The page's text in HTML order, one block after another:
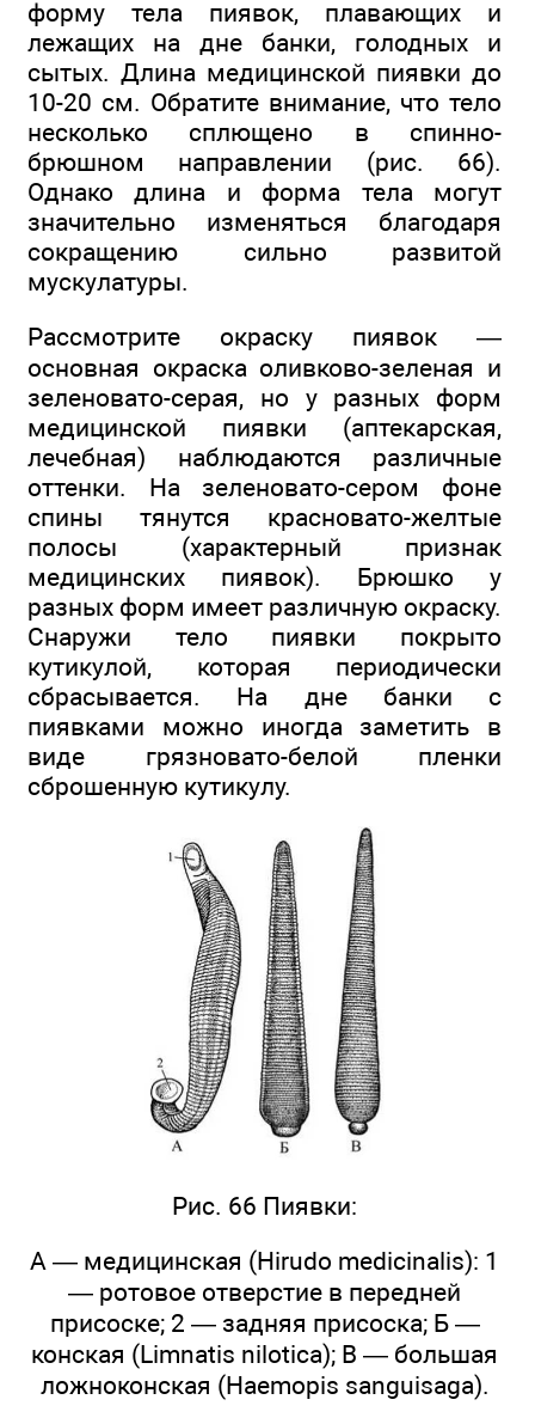
форму тела пиявок, плавающих и
лежащих на дне банки, голодных и
сытых. Длина медицинской пиявки до
10-20 см. Обратите внимание, что тело
несколько сплющено в спинно-
брюшном направлении (рис. 66).
Однако длина и форма тела могут
значительно изменяться благодаря
сокращению сильно развитой
мускулатуры.
Рассмотрите окраску пиявок —
основная окраска оливково-зеленая и
зеленовато-серая, но у разных форм
медицинской пиявки (аптекарская,
лечебная) наблюдаются различные
оттенки. На зеленовато-сером фоне
спины тянутся красновато-желтые
полосы (характерный признак
медицинских пиявок). Брюшко у
разных форм имеет различную окраску.
Снаружи тело пиявки покрыто
кутикулой, которая периодически
сбрасывается. На дне банки с
пиявками можно иногда заметить в
виде грязновато-белой пленки
сброшенную кутикулу.
Рис. 66 Пиявки:
А — медицинская (Hirudo medicinalis): 1
— ротовое отверстие в передней
присоске; 2 — задняя присоска; Б —
конская (Limnatis nilotica); В — большая
ложноконская (Haemopis sanguisaga).